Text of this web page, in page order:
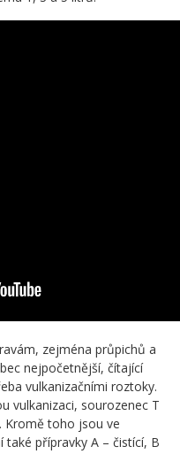
zejména průpichů a
nejpočetnější, čítající
vulkanizačními roztoky.
vulkanizaci, sourozenec T
Kromě toho jsou ve
také přípravky A – čistící, B